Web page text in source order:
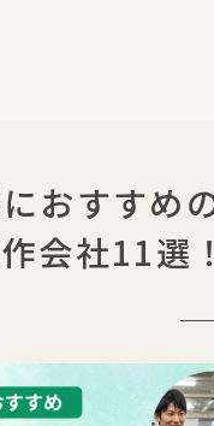
おすすめ
会社11選！